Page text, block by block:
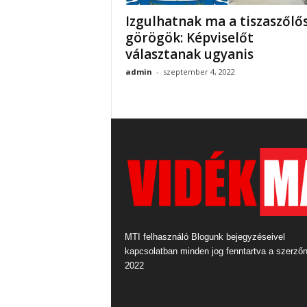
Izgulhatnak ma a
görögök: Képviselőt
választanak ugyanis
admin - szeptember 4, 2022
MTI felhasználó Blogunk bejegyzéseivel
kapcsolatban minden jog fenntartva a
2022